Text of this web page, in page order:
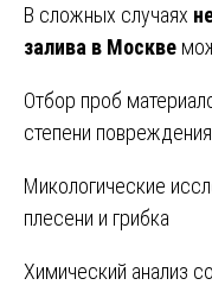
В сложных случаях
залива в Москве
Отбор проб
степени повреждения
Микологические
плесени и грибка
Химический анализ